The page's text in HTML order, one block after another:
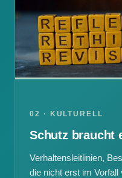
02 · KULTURELL
Schutz braucht
Verhaltensleitlinien,
die nicht erst im